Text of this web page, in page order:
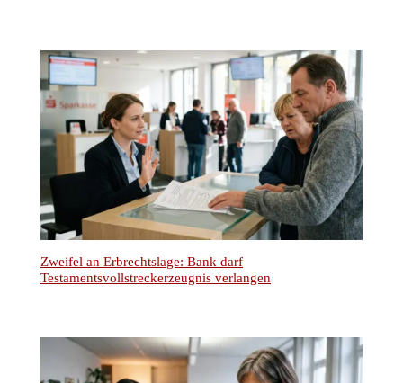
Zweifel an Erbrechtslage: Bank darf
Testamentsvollstreckerzeugnis verlangen